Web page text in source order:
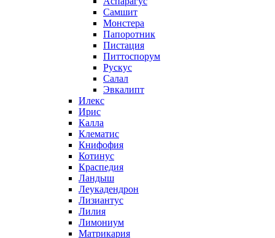
Самшит
Монстера
Папоротник
Пистация
Питтоспорум
Рускус
Салал
Эвкалипт
Илекс
Ирис
Калла
Клематис
Книфофия
Котинус
Краспедия
Ландыш
Леукадендрон
Лизиантус
Лилия
Лимониум
Матрикария